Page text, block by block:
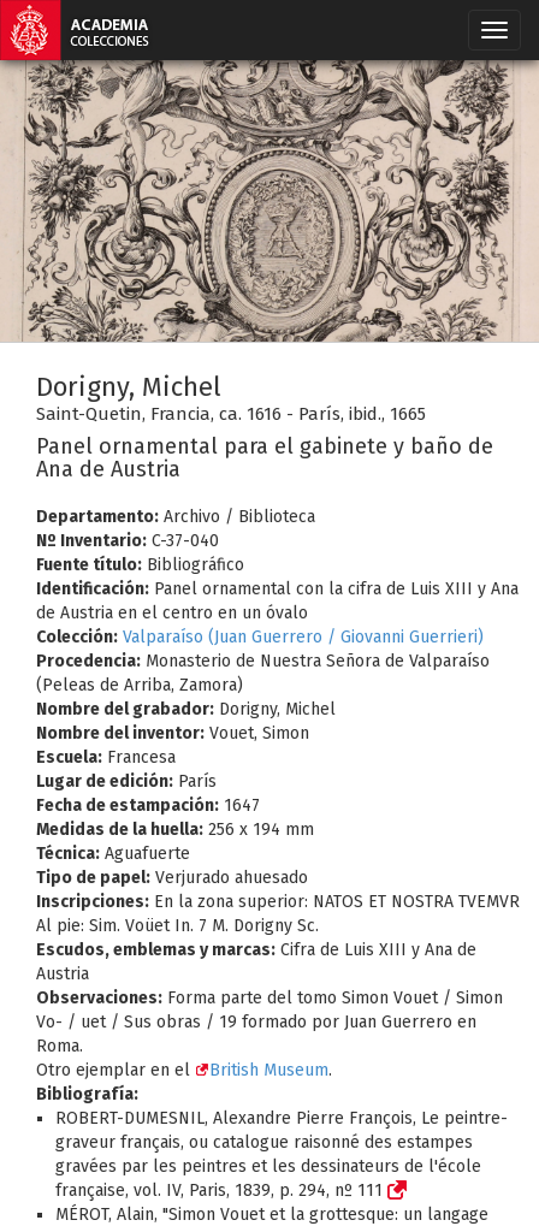
Dorigny, Michel
Saint-Quetin, Francia, ca. 1616 - París, ibid., 1665
Panel ornamental para el gabinete y baño de
Ana de Austria
Departamento: Archivo / Biblioteca
Nº Inventario: C-37-040
Fuente título: Bibliográfico
Identificación: Panel ornamental con la cifra de Luis XIII y Ana
de Austria en el centro en un óvalo
Colección: Valparaíso (Juan Guerrero / Giovanni Guerrieri)
Procedencia: Monasterio de Nuestra Señora de Valparaíso
(Peleas de Arriba, Zamora)
Nombre del grabador: Dorigny, Michel
Nombre del inventor: Vouet, Simon
Escuela: Francesa
Lugar de edición: París
Fecha de estampación: 1647
Medidas de la huella: 256 x 194 mm
Técnica: Aguafuerte
Tipo de papel: Verjurado ahuesado
Inscripciones: En la zona superior: NATOS ET NOSTRA TVEMVR
Al pie: Sim. Voüet In. 7 M. Dorigny Sc.
Escudos, emblemas y marcas: Cifra de Luis XIII y Ana de
Austria
Observaciones: Forma parte del tomo Simon Vouet / Simon
Vo- / uet / Sus obras / 19 formado por Juan Guerrero en
Roma.
Otro ejemplar en el
British Museum.
Bibliografía:
ROBERT-DUMESNIL, Alexandre Pierre François, Le peintre-
graveur français, ou catalogue raisonné des estampes
gravées par les peintres et les dessinateurs de l'école
française, vol. IV, Paris, 1839, p. 294, nº 111
MÉROT, Alain, "Simon Vouet et la grottesque: un langage